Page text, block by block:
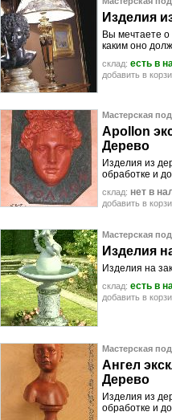
Изделия и
Вы мечтаете о
каким оно
склад: есть в
добавить в
Мастерская
Apo on эк
Дерево
Изделия из
обработке и
склад: нет в
добавить в
Мастерская
Изделия н
Изделия на
склад: есть в
добавить в
Мастерская
Ангел экск
Дерево
Изделия из
обработке и